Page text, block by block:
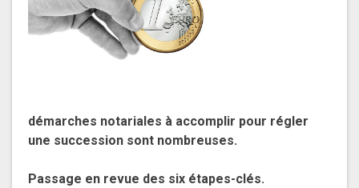
démarches notariales à accomplir pour régler
une succession sont nombreuses.
Passage en revue des six étapes-clés.